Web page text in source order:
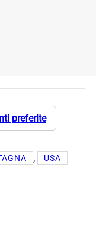
preferite
, USA